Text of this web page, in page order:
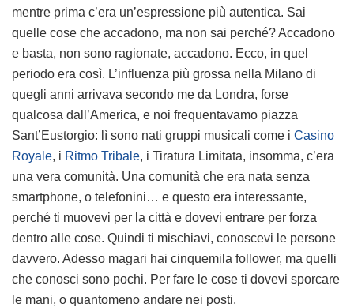
mentre prima c’era un’espressione più autentica. Sai
quelle cose che accadono, ma non sai perché? Accadono
e basta, non sono ragionate, accadono. Ecco, in quel
periodo era così. L’influenza più grossa nella Milano di
quegli anni arrivava secondo me da Londra, forse
qualcosa dall’America, e noi frequentavamo piazza
Sant’Eustorgio: lì sono nati gruppi musicali come i Casino
Royale, i Ritmo Tribale, i Tiratura Limitata, insomma, c’era
una vera comunità. Una comunità che era nata senza
smartphone, o telefonini… e questo era interessante,
perché ti muovevi per la città e dovevi entrare per forza
dentro alle cose. Quindi ti mischiavi, conoscevi le persone
davvero. Adesso magari hai cinquemila follower, ma quelli
che conosci sono pochi. Per fare le cose ti dovevi sporcare
le mani, o quantomeno andare nei posti.